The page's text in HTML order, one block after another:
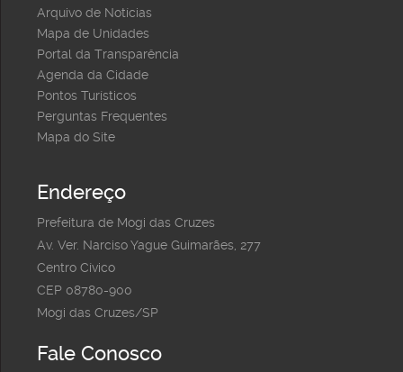
Arquivo de Notícias
Mapa de Unidades
Portal da Transparência
Agenda da Cidade
Pontos Turísticos
Perguntas Frequentes
Mapa do Site
Endereço
Prefeitura de Mogi das Cruzes
Av. Ver. Narciso Yague Guimarães, 277
Centro Cívico
CEP 08780-900
Mogi das Cruzes/SP
Fale Conosco